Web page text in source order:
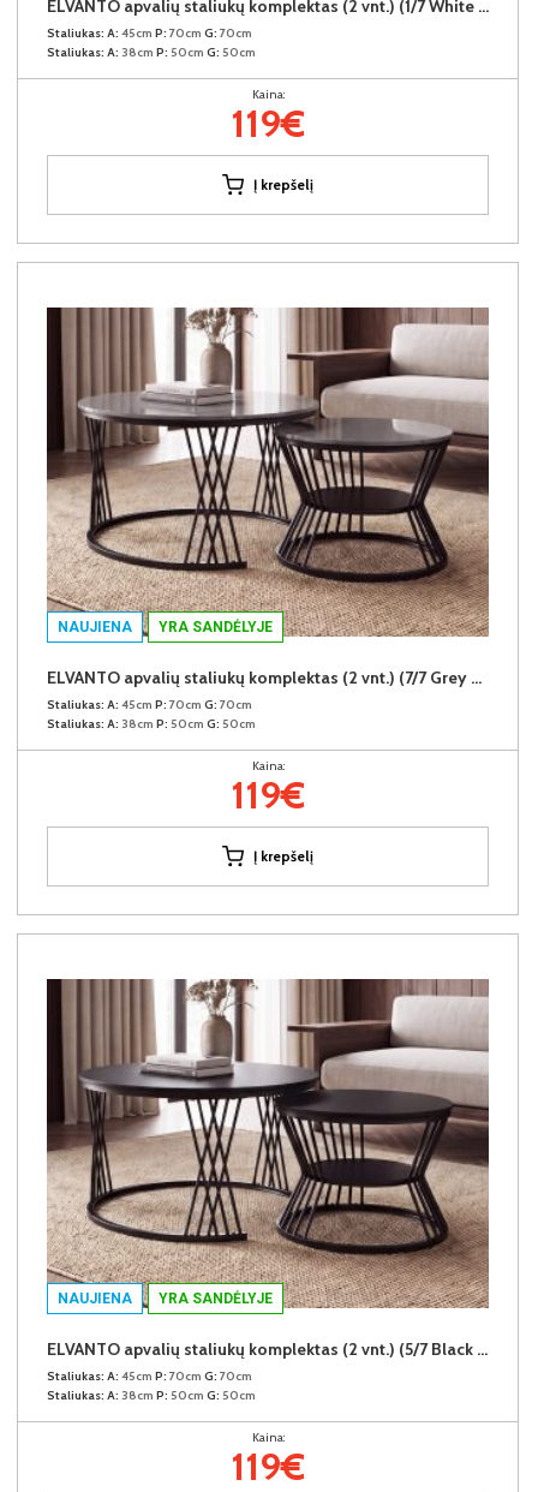
ELVANTO apvalių staliukų komplektas (2 vnt.) (1/7 White Marble Gloss)
Staliukas: A: 45cm P: 70cm G: 70cm
Staliukas: A: 38cm P: 50cm G: 50cm
Kaina:
119€
Į krepšelį
NAUJIENA YRA SANDĖLYJE
ELVANTO apvalių staliukų komplektas (2 vnt.) (7/7 Grey Gloss)
Staliukas: A: 45cm P: 70cm G: 70cm
Staliukas: A: 38cm P: 50cm G: 50cm
Kaina:
119€
Į krepšelį
NAUJIENA YRA SANDĖLYJE
ELVANTO apvalių staliukų komplektas (2 vnt.) (5/7 Black Matt)
Staliukas: A: 45cm P: 70cm G: 70cm
Staliukas: A: 38cm P: 50cm G: 50cm
Kaina:
119€